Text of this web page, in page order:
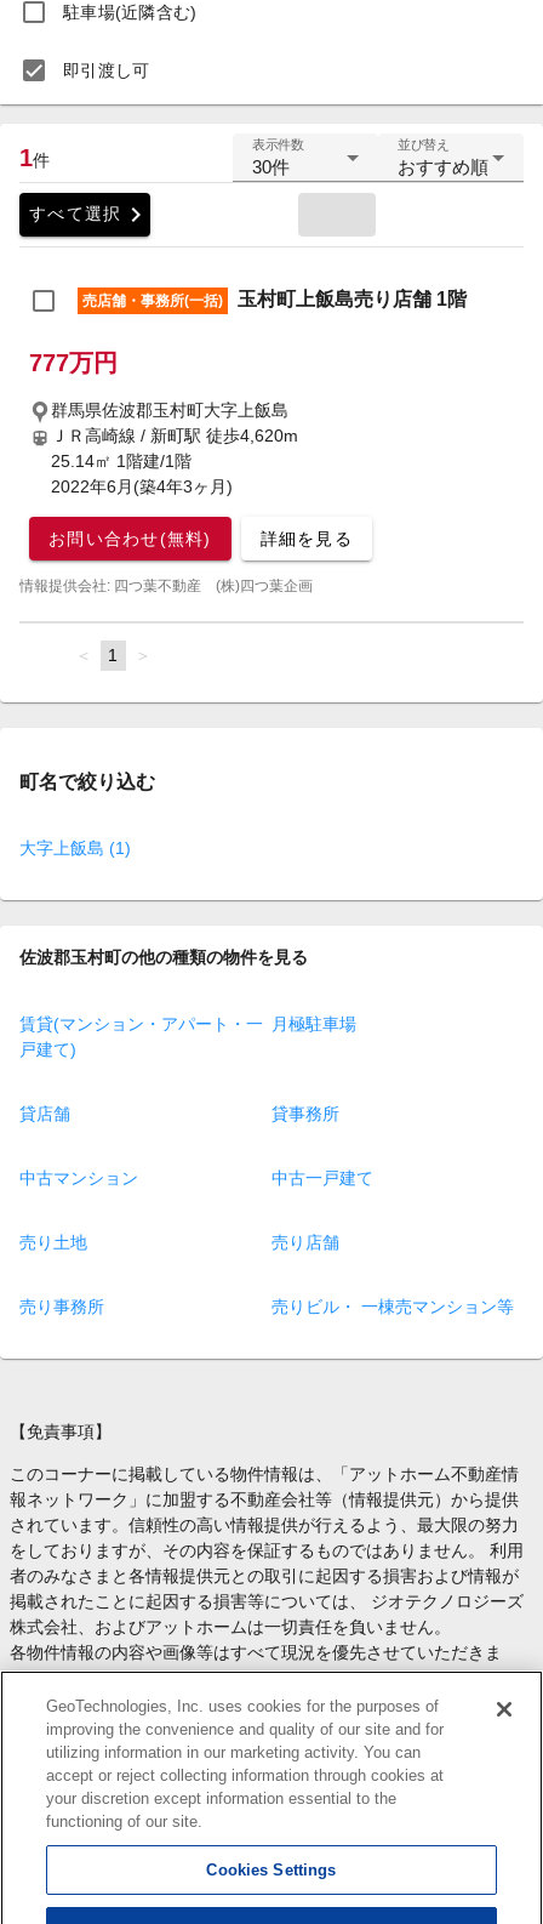
駐車場(近隣含む)
即引渡し可
1件
表示件数
30件
並び替え
おすすめ順
すべて選択 chevron_right
売店舗・事務所(一括) 玉村町上飯島売り店舗 1階
777万円
群馬県佐波郡玉村町大字上飯島
ＪＲ高崎線 / 新町駅 徒歩4,620m
25.14㎡ 1階建/1階
2022年6月(築4年3ヶ月)
お問い合わせ(無料) 詳細を見る
情報提供会社: 四つ葉不動産 (株)四つ葉企画
page
You're
page
1 page
町名で絞り込む
大字上飯島 (1)
佐波郡玉村町の他の種類の物件を見る
賃貸(マンション・アパート・一
戸建て)
月極駐車場
貸店舗 貸事務所
中古マンション 中古一戸建て
売り土地 売り店舗
売り事務所 売りビル・ 一棟売マンション等
【免責事項】
このコーナーに掲載している物件情報は、「アットホーム不動産情
報ネットワーク」に加盟する不動産会社等（情報提供元）から提供
されています。信頼性の高い情報提供が行えるよう、最大限の努力
をしておりますが、その内容を保証するものではありません。 利用
者のみなさまと各情報提供元との取引に起因する損害および情報が
掲載されたことに起因する損害等については、 ジオテクノロジーズ
株式会社、およびアットホームは一切責任を負いません。
各物件情報の内容や画像等はすべて現況を優先させていただきま
す。
お取引等（お取引の準備、資金調達等を含みます）の際には、内容
や契約条件等について、 各情報提供元より十分な説明を受け、ご自
身でご確認の上、判断してください。
このコーナーへの物件情報のご掲載、その他不動産業務ソリューシ
ョン等についての不動産会社様のお問合せはこちら
します。
GeoTechnologies, Inc. uses cookies for the purposes of
improving the convenience and quality of our site and for
utilizing information in our marketing activity. You can
accept or reject collecting information through cookies at
your discretion except information essential to the
functioning of our site.
Cookies Settings